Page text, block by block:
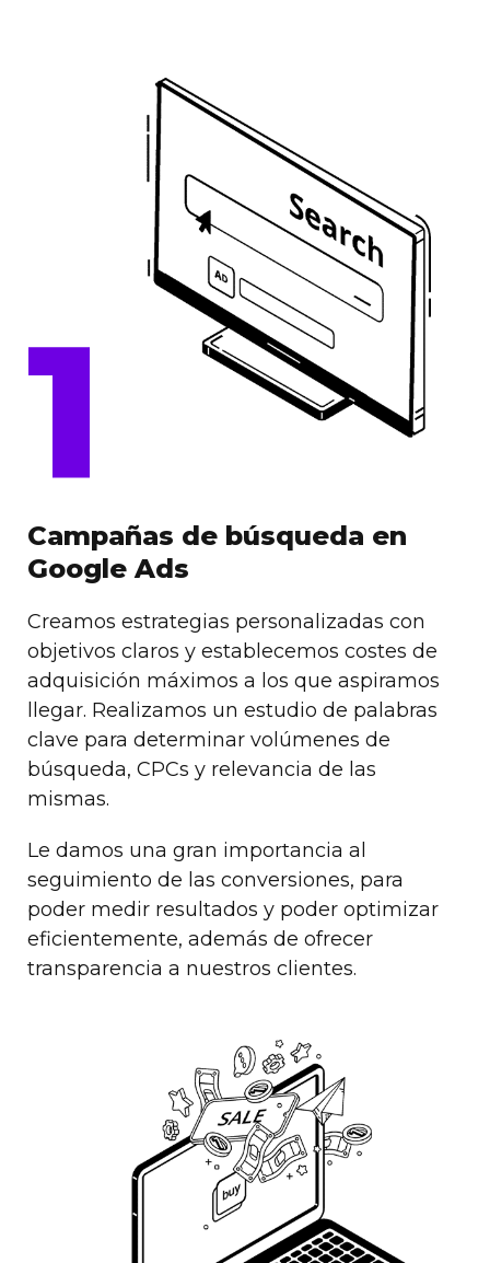
1
Campañas de búsqueda en
Google Ads
Creamos estrategias personalizadas con
objetivos claros y establecemos costes de
adquisición máximos a los que aspiramos
llegar. Realizamos un estudio de palabras
clave para determinar volúmenes de
búsqueda, CPCs y relevancia de las
mismas.
Le damos una gran importancia al
seguimiento de las conversiones, para
poder medir resultados y poder optimizar
eficientemente, además de ofrecer
transparencia a nuestros clientes.